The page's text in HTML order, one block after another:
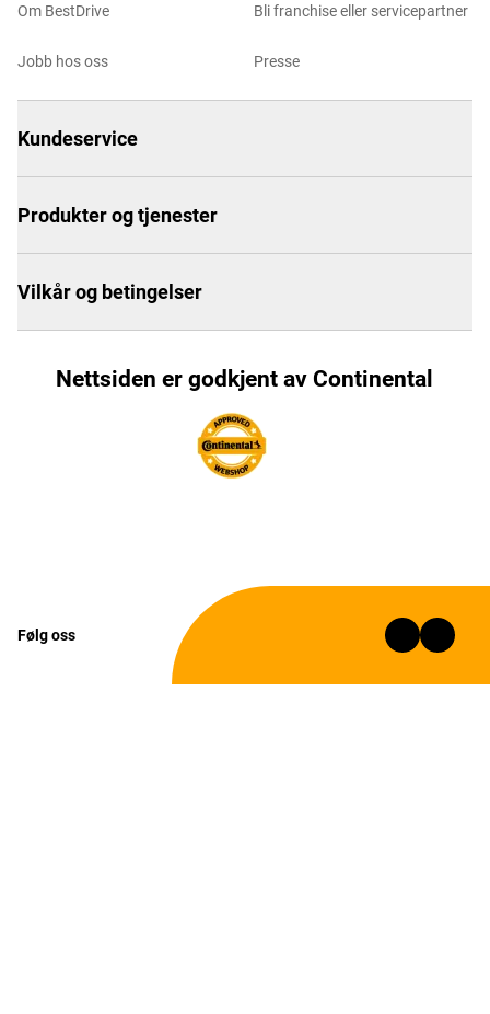
Om BestDrive
Jobb hos oss
Bli franchise eller servicepartner
Presse
Kundeservice
Produkter og tjenester
Vilkår og betingelser
Nettsiden er godkjent av Continental
Følg oss